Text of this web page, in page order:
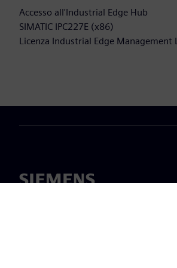
Accesso all'Industrial Edge Hub
SIMATIC IPC227E (x86)
Licenza Industrial Edge Management